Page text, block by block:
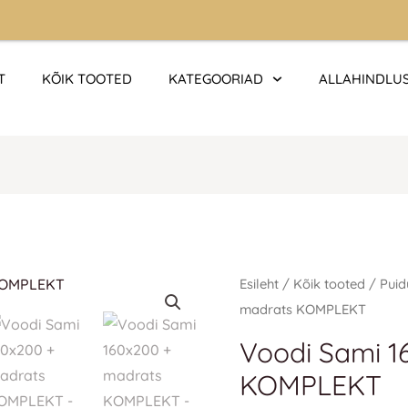
KÕIK TOOTED KATEGOORIAD
Esileht / Kõik tooted /
madrats KOMPLEKT
Voodi Sami
KOMPLEKT
Voodi
Sami
+
madrats